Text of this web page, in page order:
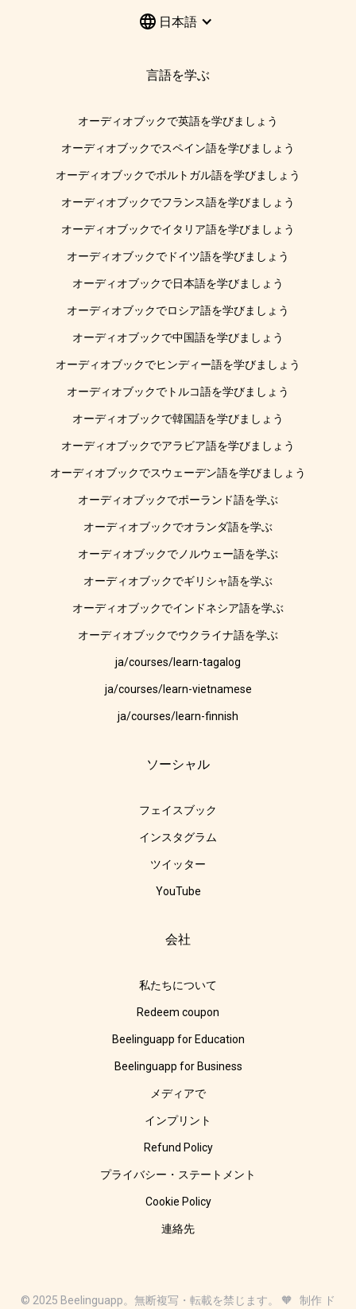
日本語
言語を学ぶ
オーディオブックで英語を学びましょう
オーディオブックでスペイン語を学びましょう
オーディオブックでポルトガル語を学びましょう
オーディオブックでフランス語を学びましょう
オーディオブックでイタリア語を学びましょう
オーディオブックでドイツ語を学びましょう
オーディオブックで日本語を学びましょう
オーディオブックでロシア語を学びましょう
オーディオブックで中国語を学びましょう
オーディオブックでヒンディー語を学びましょう
オーディオブックでトルコ語を学びましょう
オーディオブックで韓国語を学びましょう
オーディオブックでアラビア語を学びましょう
オーディオブックでスウェーデン語を学びましょう
オーディオブックでポーランド語を学ぶ
オーディオブックでオランダ語を学ぶ
オーディオブックでノルウェー語を学ぶ
オーディオブックでギリシャ語を学ぶ
オーディオブックでインドネシア語を学ぶ
オーディオブックでウクライナ語を学ぶ
ja/courses/learn-tagalog
ja/courses/learn-vietnamese
ja/courses/learn-finnish
ソーシャル
フェイスブック
インスタグラム
ツイッター
YouTube
会社
私たちについて
Redeem coupon
Beelinguapp for Education
Beelinguapp for Business
メディアで
インプリント
Refund Policy
プライバシー・ステートメント
Cookie Policy
連絡先
© 2025 Beelinguapp。無断複写・転載を禁じます。 🧡 制作 ド